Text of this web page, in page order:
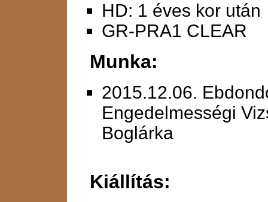
HD: 1 éves kor után
GR-PRA1 CLEAR
Munka:
2015.12.06.
Engedelmességi
Boglárka
Kiállítás: